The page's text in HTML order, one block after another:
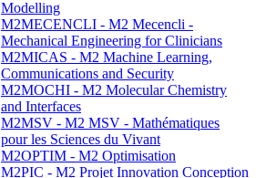
Modelling
M2MECENCLI - M2 Mecencli -
Mechanical Engineering for Clinicians
M2MICAS - M2 Machine Learning,
Communications and Security
M2MOCHI - M2 Molecular Chemistry
and Interfaces
M2MSV - M2 MSV - Mathématiques
pour les Sciences du Vivant
M2OPTIM - M2 Optimisation
M2PIC - M2 Projet Innovation Conception